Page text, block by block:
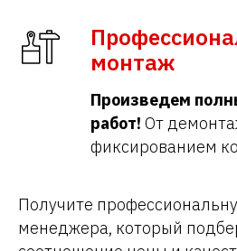
монтаж
Произведем
работ! От
фиксированием
Получите
менеджера, который